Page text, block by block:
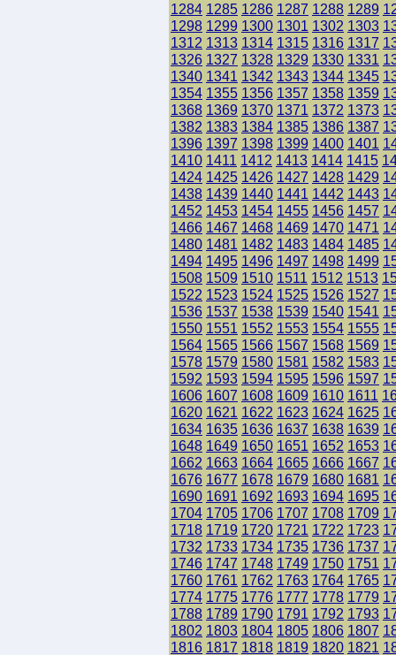
1284 1285 1286 1287 1288 1289
1298 1299 1300 1301 1302 1303
1312 1313 1314 1315 1316 1317
1326 1327 1328 1329 1330 1331
1340 1341 1342 1343 1344 1345
1354 1355 1356 1357 1358 1359
1368 1369 1370 1371 1372 1373
1382 1383 1384 1385 1386 1387
1396 1397 1398 1399 1400 1401
1410 1411 1412 1413 1414 1415
1424 1425 1426 1427 1428 1429
1438 1439 1440 1441 1442 1443
1452 1453 1454 1455 1456 1457
1466 1467 1468 1469 1470 1471
1480 1481 1482 1483 1484 1485
1494 1495 1496 1497 1498 1499
1508 1509 1510 1511 1512 1513
1522 1523 1524 1525 1526 1527
1536 1537 1538 1539 1540 1541
1550 1551 1552 1553 1554 1555
1564 1565 1566 1567 1568 1569
1578 1579 1580 1581 1582 1583
1592 1593 1594 1595 1596 1597
1606 1607 1608 1609 1610 1611
1620 1621 1622 1623 1624 1625
1634 1635 1636 1637 1638 1639
1648 1649 1650 1651 1652 1653
1662 1663 1664 1665 1666 1667
1676 1677 1678 1679 1680 1681
1690 1691 1692 1693 1694 1695
1704 1705 1706 1707 1708 1709
1718 1719 1720 1721 1722 1723
1732 1733 1734 1735 1736 1737
1746 1747 1748 1749 1750 1751
1760 1761 1762 1763 1764 1765
1774 1775 1776 1777 1778 1779
1788 1789 1790 1791 1792 1793
1802 1803 1804 1805 1806 1807
1816 1817 1818 1819 1820 1821